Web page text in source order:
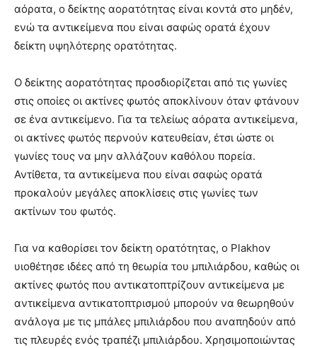
αόρατα, ο δείκτης αορατότητας είναι κοντά στο μηδέν,
ενώ τα αντικείμενα που είναι σαφώς ορατά έχουν
δείκτη υψηλότερης ορατότητας.
Ο δείκτης αορατότητας προσδιορίζεται από τις γωνίες
στις οποίες οι ακτίνες φωτός αποκλίνουν όταν φτάνουν
σε ένα αντικείμενο. Για τα τελείως αόρατα αντικείμενα,
οι ακτίνες φωτός περνούν κατευθείαν, έτσι ώστε οι
γωνίες τους να μην αλλάζουν καθόλου πορεία.
Αντίθετα, τα αντικείμενα που είναι σαφώς ορατά
προκαλούν μεγάλες αποκλίσεις στις γωνίες των
ακτίνων του φωτός.
Για να καθορίσει τον δείκτη ορατότητας, ο Plakhov
υιοθέτησε ιδέες από τη θεωρία του μπιλιάρδου, καθώς οι
ακτίνες φωτός που αντικατοπτρίζουν αντικείμενα με
αντικείμενα αντικατοπτρισμού μπορούν να θεωρηθούν
ανάλογα με τις μπάλες μπιλιάρδου που αναπηδούν από
τις πλευρές ενός τραπέζι μπιλιάρδου. Χρησιμοποιώντας